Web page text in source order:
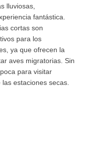
lluviosas,
fantástica.
cortas son
para los
ya que ofrecen la
aves migratorias. Sin
para visitar
estaciones secas.